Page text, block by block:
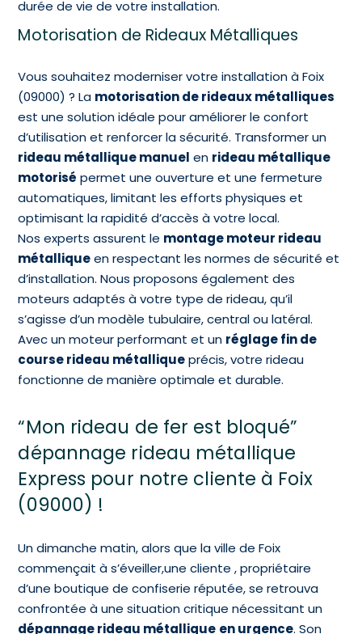
durée de vie de votre installation.
Motorisation de Rideaux Métalliques
Vous souhaitez moderniser votre installation à Foix
(09000) ? La motorisation de rideaux métalliques
est une solution idéale pour améliorer le confort
d’utilisation et renforcer la sécurité. Transformer un
rideau métallique manuel en rideau métallique
motorisé permet une ouverture et une fermeture
automatiques, limitant les efforts physiques et
optimisant la rapidité d’accès à votre local.
Nos experts assurent le montage moteur rideau
métalliqueen respectant les normes de sécurité et
d’installation. Nous proposons également des
moteurs adaptés à votre type de rideau, qu’il
s’agisse d’un modèle tubulaire, central ou latéral.
Avec un moteur performant et un réglage fin de
course rideau métalliqueprécis, votre rideau
fonctionne de manière optimale et durable.
“Mon rideau de fer est bloqué”
dépannage rideau métallique
Express pour notre cliente à Foix
(09000) !
Un dimanche matin, alors que la ville de Foix
commençait à s’éveiller,une cliente , propriétaire
d’une boutique de confiserie réputée, se retrouva
confrontée à une situation critique nécessitant un
dépannage rideau métallique en urgence. Son